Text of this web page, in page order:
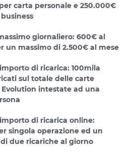
carta personale e 250.000€
giornaliero: 600€ al
un massimo di 2.500€ al mese
di ricarica: 100mila
sul totale delle carte
Evolution intestate ad una
di ricarica online:
singola operazione ed un
due ricariche al giorno